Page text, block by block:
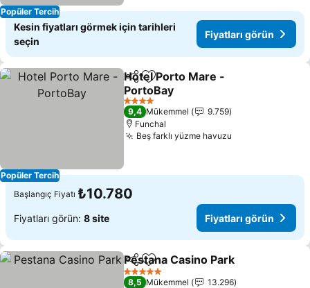
Popüler Tercih
Kesin fiyatları görmek için tarihleri
seçin
Fiyatları görün
Popüler Tercih
PaylaşFavorilerime ekle
Hotel Porto Mare -
PortoBay
Fiyatları görün
4 Yıldız
9,4 Mükemmel
9.759
Funchal
Beş farklı yüzme havuzu
Başlangıç Fiyatı ₺10.780
Fiyatları görün: 8 site Fiyatları görün
PaylaşFavorilerime ekle
Pestana Casino Park
5 Yıldız
8,5 Mükemmel
13.296